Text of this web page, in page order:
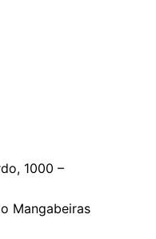
1000 –
Mangabeiras